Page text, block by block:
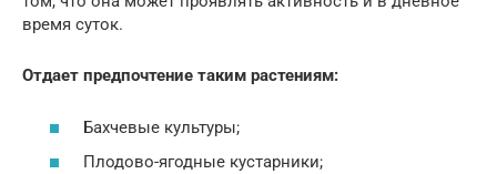
время суток.
Отдает предпочтение таким растениям:
Бахчевые культуры;
Плодово-ягодные кустарники;